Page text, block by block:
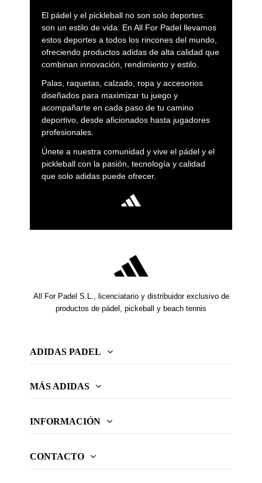
El pádel y el pickleball no son solo deportes:
son un estilo de vida. En All For Padel llevamos
estos deportes a todos los rincones del mundo,
ofreciendo productos adidas de alta calidad que
combinan innovación, rendimiento y estilo.
Palas, raquetas, calzado, ropa y accesorios
diseñados para maximizar tu juego y
acompañarte en cada paso de tu camino
deportivo, desde aficionados hasta jugadores
profesionales.
Únete a nuestra comunidad y vive el pádel y el
pickleball con la pasión, tecnología y calidad
que solo adidas puede ofrecer.
All For Padel S.L., licenciatario y distribuidor exclusivo de
productos de pádel, pickeball y beach tennis
ADIDAS PADEL
MÁS ADIDAS
INFORMACIÓN
CONTACTO